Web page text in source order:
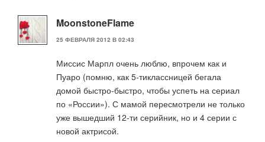
MoonstoneFlame
25 ФЕВРАЛЯ 2012 В 02:43
Миссис Марпл очень люблю, впрочем как и
Пуаро (помню, как 5-тиклассницей бегала
домой быстро-быстро, чтобы успеть на сериал
по «России»). С мамой пересмотрели не только
уже вышедший 12-ти серийник, но и 4 серии с
новой актрисой.